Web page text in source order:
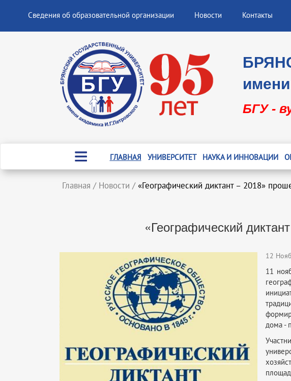
Сведения об образовательной организации Новости Контакты
БГУ -
ГЛАВНАЯ УНИВЕРСИТЕТ НАУКА И ИННОВАЦИИ
Главная / Новости / «Географический диктант – 2018»
«Географический
12
11
дома -